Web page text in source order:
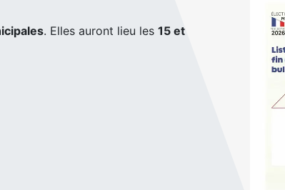
. Elles auront lieu les 15 et